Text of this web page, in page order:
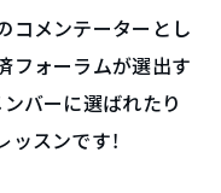
コメンテーターとし
フォーラムが選出す
ンバーに選ばれたり
スンです！